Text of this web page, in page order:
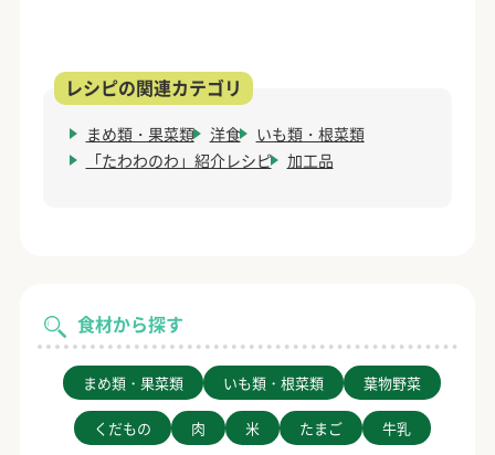
食材から探す
まめ類・果菜類 いも類・根菜類 葉物野菜
くだもの 肉 米 たまご 牛乳
まめ類・果菜類 洋食
いも類・根菜類
「たわわのわ」紹介レシピ
加工品